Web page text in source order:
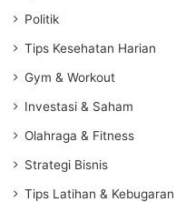
Politik
Tips Kesehatan Harian
Gym & Workout
Investasi & Saham
Olahraga & Fitness
Strategi Bisnis
Tips Latihan & Kebugaran